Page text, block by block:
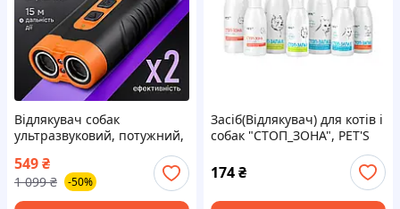
Відлякувач собак
ультразвуковий, потужний,
дресирування, ультразвук
для собак та тварин,
акумуляторний, XY-500
549₴
1 099 ₴ -50%
Засіб(Відлякувач) для котів і
собак "СТОП_ЗОНА", PET'S
174₴